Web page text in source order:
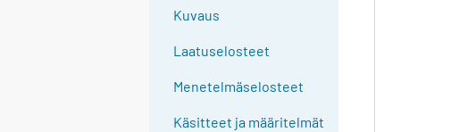
Kuvaus
Laatuselosteet
Menetelmäselosteet
Käsitteet ja määritelmät